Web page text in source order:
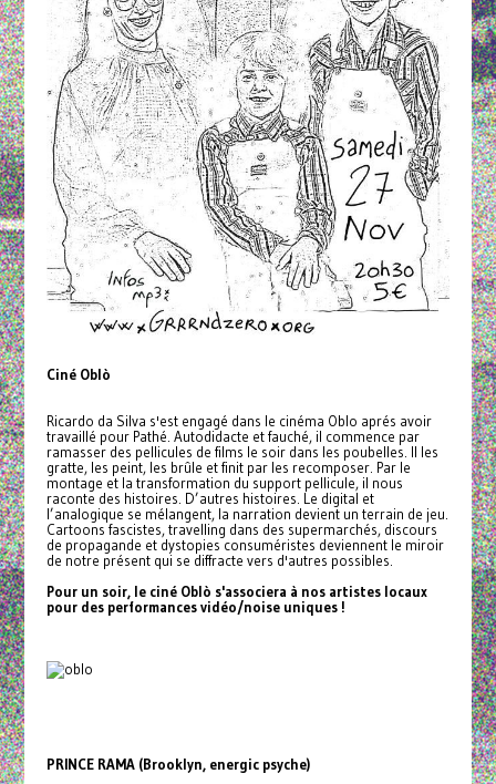
Ciné Oblò
Ricardo da Silva s'est engagé dans le cinéma Oblo aprés avoir
travaillé pour Pathé. Autodidacte et fauché, il commence par
ramasser des pellicules de films le soir dans les poubelles. Il les
gratte, les peint, les brûle et finit par les recomposer. Par le
montage et la transformation du support pellicule, il nous
raconte des histoires. D’autres histoires. Le digital et
l’analogique se mélangent, la narration devient un terrain de jeu.
Cartoons fascistes, travelling dans des supermarchés, discours
de propagande et dystopies consuméristes deviennent le miroir
de notre présent qui se diffracte vers d'autres possibles.
Pour un soir, le ciné Oblò s'associera à nos artistes locaux
pour des performances vidéo/noise uniques !
PRINCE RAMA (Brooklyn, energic psyche)